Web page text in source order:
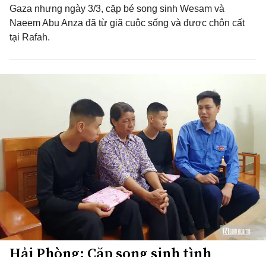
Gaza nhưng ngày 3/3, cặp bé song sinh Wesam và
Naeem Abu Anza đã từ giã cuộc sống và được chôn cất
tại Rafah.